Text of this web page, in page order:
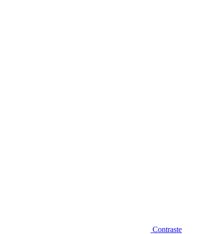
Contraste